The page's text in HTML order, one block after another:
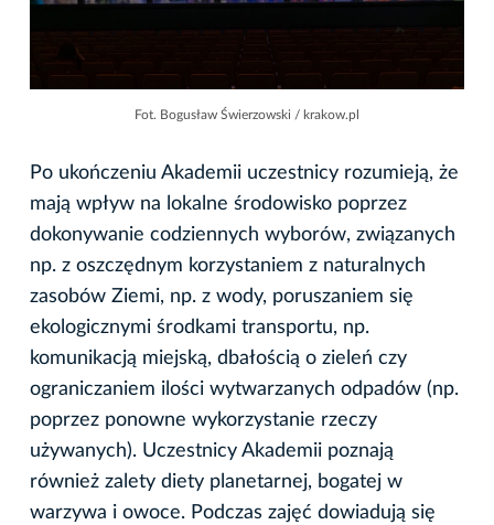
Fot. Bogusław Świerzowski / krakow.pl
Po ukończeniu Akademii uczestnicy rozumieją, że
mają wpływ na lokalne środowisko poprzez
dokonywanie codziennych wyborów, związanych
np. z oszczędnym korzystaniem z naturalnych
zasobów Ziemi, np. z wody, poruszaniem się
ekologicznymi środkami transportu, np.
komunikacją miejską, dbałością o zieleń czy
ograniczaniem ilości wytwarzanych odpadów (np.
poprzez ponowne wykorzystanie rzeczy
używanych). Uczestnicy Akademii poznają
również zalety diety planetarnej, bogatej w
warzywa i owoce. Podczas zajęć dowiadują się